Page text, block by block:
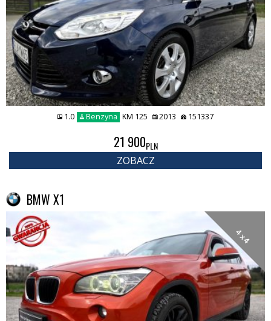
1.0 Benzyna KM 125 2013 151337
21 900PLN
ZOBACZ
BMW X1
4 x 4